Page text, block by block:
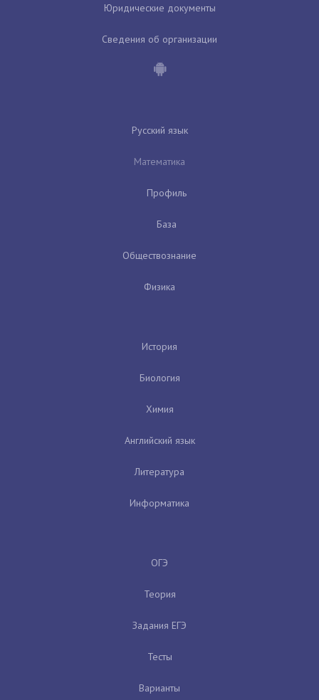
Юридические документы
Сведения об организации
Русский язык
Математика
Профиль
База
Обществознание
Физика
История
Биология
Химия
Английский язык
Литература
Информатика
ОГЭ
Теория
Задания ЕГЭ
Тесты
Варианты